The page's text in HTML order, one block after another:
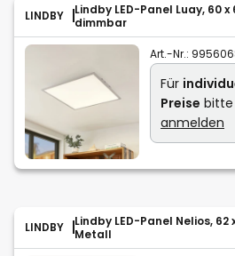
LINDBY
Lindby LED-Panel Luay, 60
dimmbar
Art.-Nr.:
Für
Preise bitte
anmelden
LINDBY
Lindby LED-Panel Nelios, 62
Metall